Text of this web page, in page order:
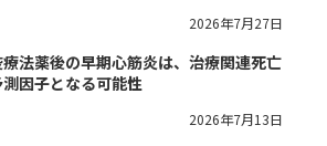
2026年7月27日
法薬後の早期心筋炎は、治療関連死亡
測因子となる可能性
2026年7月13日